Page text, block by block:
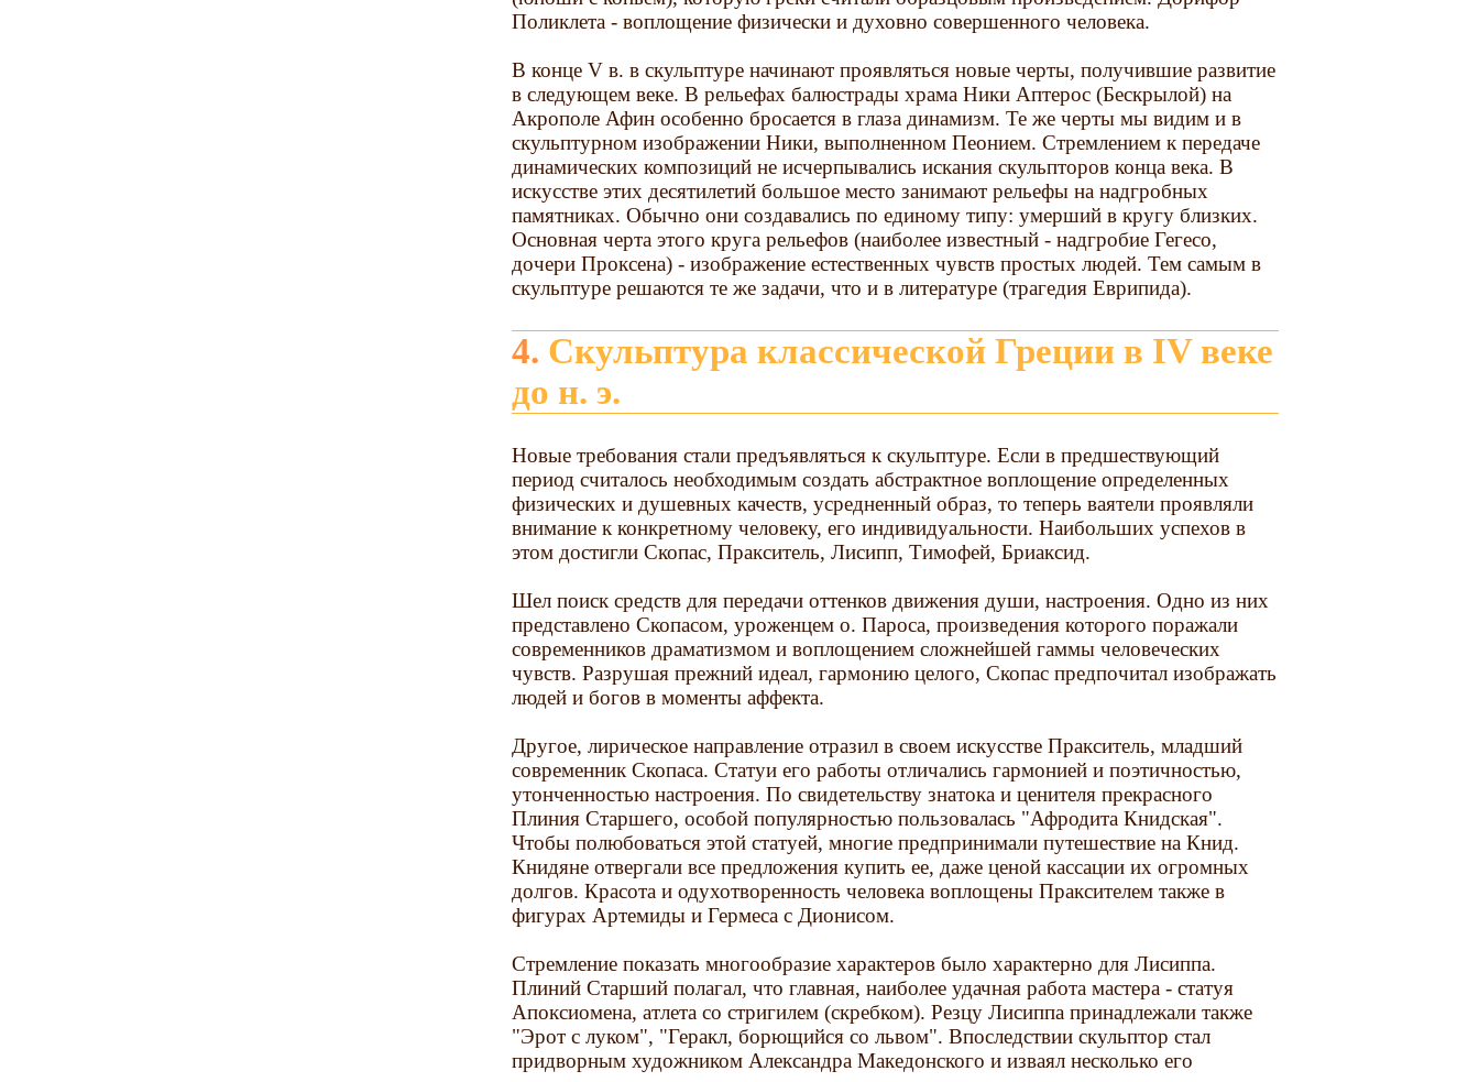
Поликлета - воплощение физически и духовно совершенного человека.
В конце V в. в скульптуре начинают проявляться новые черты, получившие развитие
в следующем веке. В рельефах балюстрады храма Ники Аптерос (Бескрылой) на
Акрополе Афин особенно бросается в глаза динамизм. Те же черты мы видим и в
скульптурном изображении Ники, выполненном Пеонием. Стремлением к передаче
динамических композиций не исчерпывались искания скульпторов конца века. В
искусстве этих десятилетий большое место занимают рельефы на надгробных
памятниках. Обычно они создавались по единому типу: умерший в кругу близких.
Основная черта этого круга рельефов (наиболее известный - надгробие Гегесо,
дочери Проксена) - изображение естественных чувств простых людей. Тем самым в
скульптуре решаются те же задачи, что и в литературе (трагедия Еврипида).
4. Скульптура классической Греции в IV веке
до н. э.
Новые требования стали предъявляться к скульптуре. Если в предшествующий
период считалось необходимым создать абстрактное воплощение определенных
физических и душевных качеств, усредненный образ, то теперь ваятели проявляли
внимание к конкретному человеку, его индивидуальности. Наибольших успехов в
этом достигли Скопас, Пракситель, Лисипп, Тимофей, Бриаксид.
Шел поиск средств для передачи оттенков движения души, настроения. Одно из них
представлено Скопасом, уроженцем о. Пароса, произведения которого поражали
современников драматизмом и воплощением сложнейшей гаммы человеческих
чувств. Разрушая прежний идеал, гармонию целого, Скопас предпочитал изображать
людей и богов в моменты аффекта.
Другое, лирическое направление отразил в своем искусстве Пракситель, младший
современник Скопаса. Статуи его работы отличались гармонией и поэтичностью,
утонченностью настроения. По свидетельству знатока и ценителя прекрасного
Плиния Старшего, особой популярностью пользовалась "Афродита Книдская".
Чтобы полюбоваться этой статуей, многие предпринимали путешествие на Книд.
Книдяне отвергали все предложения купить ее, даже ценой кассации их огромных
долгов. Красота и одухотворенность человека воплощены Праксителем также в
фигурах Артемиды и Гермеса с Дионисом.
Стремление показать многообразие характеров было характерно для Лисиппа.
Плиний Старший полагал, что главная, наиболее удачная работа мастера - статуя
Апоксиомена, атлета со стригилем (скребком). Резцу Лисиппа принадлежали также
"Эрот с луком", "Геракл, борющийся со львом". Впоследствии скульптор стал
придворным художником Александра Македонского и изваял несколько его